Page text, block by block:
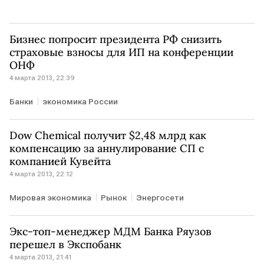
Бизнес попросит президента РФ снизить
страховые взносы для ИП на конференции
ОНФ
4 марта 2013, 22:39
Банки экономика России
Dow Chemical получит $2,48 млрд как
компенсацию за аннулирование СП с
компанией Кувейта
4 марта 2013, 22:12
Мировая экономика Рынок Энергосети
Экс-топ-менеджер МДМ Банка Ряузов
перешел в Экспобанк
4 марта 2013, 21:41